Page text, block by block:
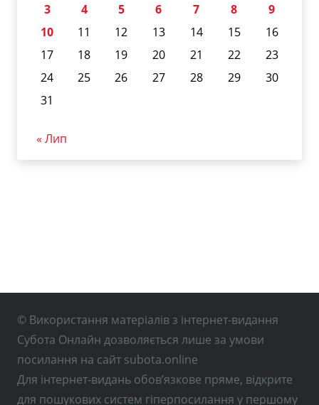
3
4 5 6 7 8
9
10
11 12 13 14 15
16
17
18 19 20 21 22
23
24
25 26 27 28 29
30
31
« Лип
© Використання матеріалів з інтернет-видання
Субота Онлайн дозволяється лише за умови
посилання на сайт subota.online
Для інтернет-видань обов’язкове пряме, відкрите
для пошукових систем гіперпосилання у першому